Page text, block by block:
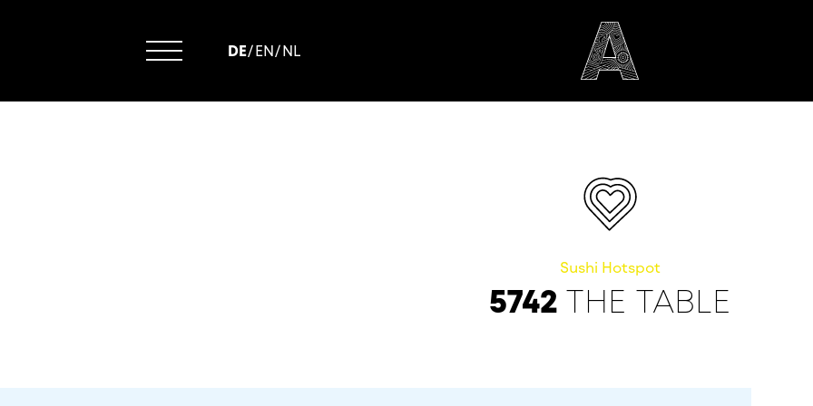
DE/EN/NL
Sushi Hotspot
5742 THE TABLE